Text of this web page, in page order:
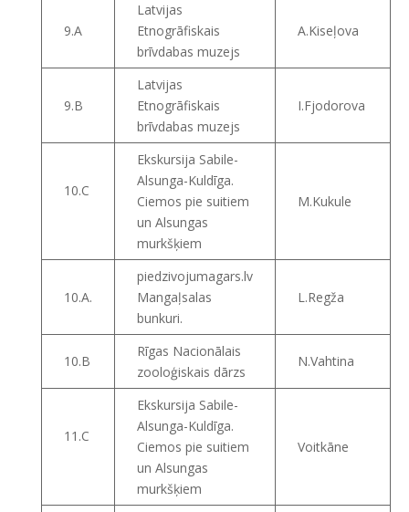
9.A
Latvijas
Etnogrāfiskais
brīvdabas muzejs
A.Kiseļova
9.B
Latvijas
Etnogrāfiskais
brīvdabas muzejs
I.Fjodorova
10.C
Ekskursija Sabile-
Alsunga-Kuldīga.
Ciemos pie suitiem
un Alsungas
murkšķiem
M.Kukule
10.A.
piedzivojumagars.lv
Mangaļsalas
bunkuri.
L.Regža
10.B
Rīgas Nacionālais
zooloģiskais dārzs
N.Vahtina
11.C
Ekskursija Sabile-
Alsunga-Kuldīga.
Ciemos pie suitiem
un Alsungas
murkšķiem
Voitkāne